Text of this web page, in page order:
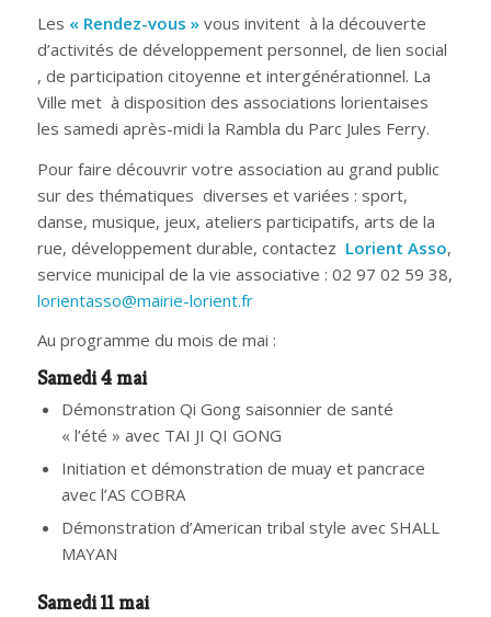
Les « Rendez-vous »vous invitent à la découverte
d’activités de développement personnel, de lien social
, de participation citoyenne et intergénérationnel. La
Ville met à disposition des associations lorientaises
les samedi après-midi la Rambla du Parc Jules Ferry.
Pour faire découvrir votre association au grand public
sur des thématiques diverses et variées : sport,
danse, musique, jeux, ateliers participatifs, arts de la
rue, développement durable, contactez Lorient Asso,
service municipal de la vie associative : 02 97 02 59 38,
lorientasso@mairie-lorient.fr
Au programme du mois de mai :
Samedi 4 mai
Démonstration Qi Gong saisonnier de santé
« l’été » avec TAI JI QI GONG
Initiation et démonstration de muay et pancrace
avec l’AS COBRA
Démonstration d’American tribal style avec SHALL
MAYAN
Samedi 11 mai